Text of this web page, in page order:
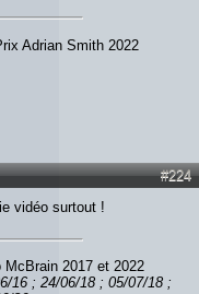
Adrian Smith 2022
#224
vidéo surtout !
2017 et 2022
16 ; 24/06/18 ; 05/07/18 ;